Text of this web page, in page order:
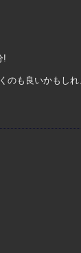
!
のも良いかもしれ